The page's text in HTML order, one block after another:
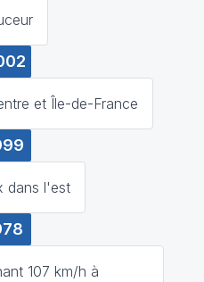
et Île-de-France
dans l'est
107 km/h à